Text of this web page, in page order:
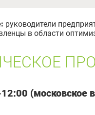
руководители
в области
(московское